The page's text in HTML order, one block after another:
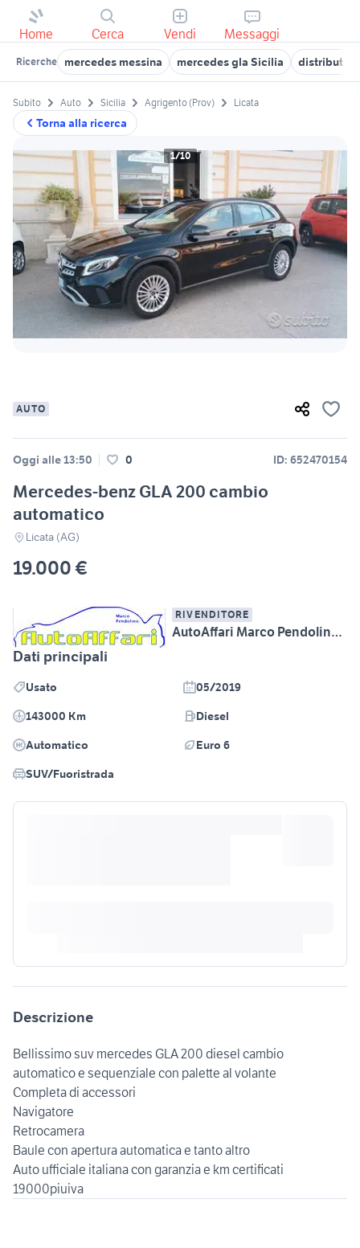
Home Cerca Vendi Messaggi
Ricerche mercedes messina mercedes gla Sicilia distributori
Torna alla ricerca
Subito Auto Sicilia Agrigento (Prov) Licata
1/10
AUTO
Oggi alle 13:50 0 ID: 652470154
Mercedes-benz GLA 200 cambio
automatico
Licata (AG)
19.000 €
RIVENDITORE
AutoAffari Marco Pendolino SS115 km233 Licata (AG)
Dati principali
Usato
05/2019
143000 Km
Diesel
Automatico
Euro 6
SUV/Fuoristrada
Descrizione
Bellissimo suv mercedes GLA 200 diesel cambio
automatico e sequenziale con palette al volante
Completa di accessori
Navigatore
Retrocamera
Baule con apertura automatica e tanto altro
Auto ufficiale italiana con garanzia e km certificati